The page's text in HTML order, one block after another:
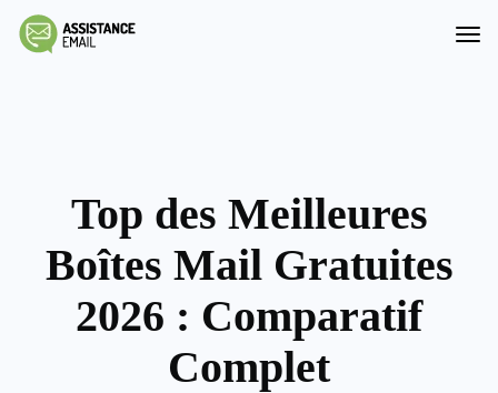
Top des Meilleures
Boîtes Mail Gratuites
2026 : Comparatif
Complet